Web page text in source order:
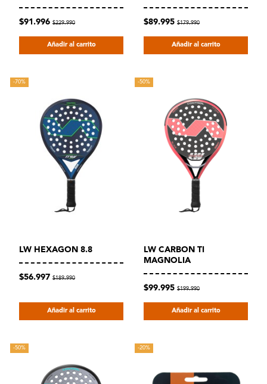
$91.996 $229.990
Añadir al carrito
$89.995 $179.990
Añadir al carrito
-70%
LW HEXAGON 8.8
$56.997 $189.990
Añadir al carrito
-50%
LW CARBON TI
MAGNOLIA
$99.995 $199.990
Añadir al carrito
-50% -20%